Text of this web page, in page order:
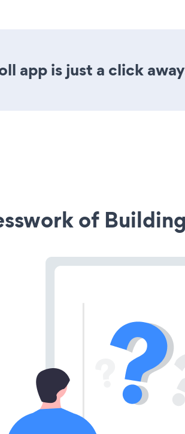
app is just a click
of